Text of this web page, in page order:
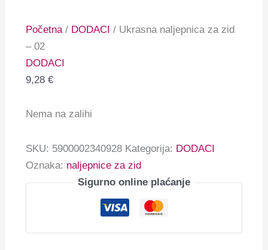
Početna / DODACI / Ukrasna naljepnica za zid
– 02
DODACI
9,28€
Nema na zalihi
SKU: 5900002340928 Kategorija: DODACI
Oznaka: naljepnice za zid
Sigurno online plaćanje